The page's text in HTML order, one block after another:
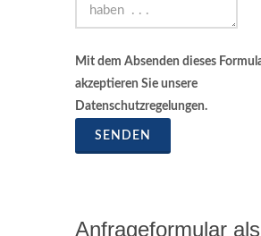
Mit dem Absenden dieses
akzeptieren Sie unsere
Datenschutzregelungen.
SENDEN
Anfrageformular